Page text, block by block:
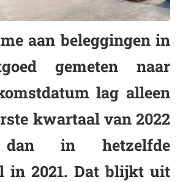
aan beleggingen in
gemeten naar
lag alleen
kwartaal van 2022
in hetzelfde
in 2021. Dat blijkt uit